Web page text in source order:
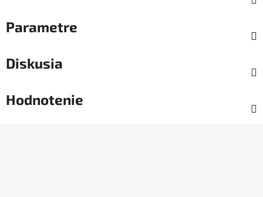
Parametre
Diskusia
Hodnotenie